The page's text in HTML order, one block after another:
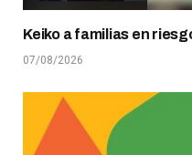
Keiko a familias en
07/08/2026